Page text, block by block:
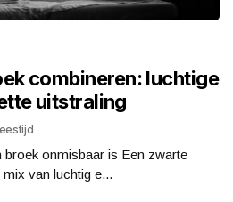
combineren: luchtige
uitstraling
broek onmisbaar is Een zwarte
van luchtig e...